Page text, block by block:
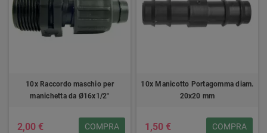
10x Raccordo maschio per
manichetta da Ø16x1/2"
2,00 € COMPRA
10x Manicotto Portagomma diam.
20x20 mm
1,50 € COMPRA